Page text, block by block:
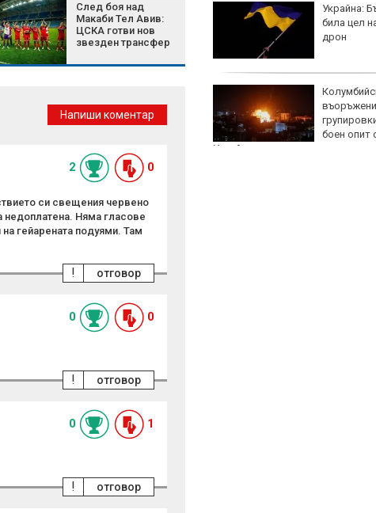
След боя над
Макаби Тел Авив:
ЦСКА готви нов
звезден трансфер
Украйна отрече
умишлено да е
насочвала дрон към
България
си с дървен кол в
Димитровградско
Украйна:
била цел
дрон
въоръжени
боен опит
Украйна
Напиши коментар
2 0
си свещения червено
Няма гласове
гейарената подуями. Там
отговор
!
0 0
отговор
!
0 1
отговор
!